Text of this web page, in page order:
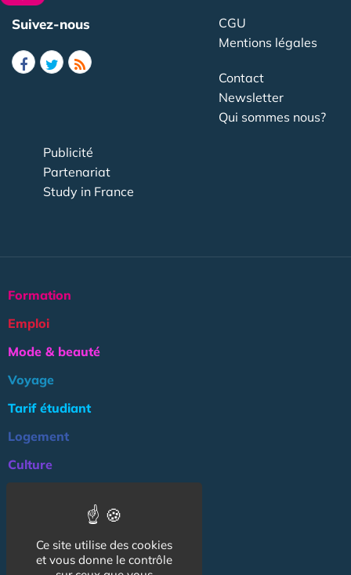
Suivez-nous
CGU
Mentions légales
Contact
Newsletter
Qui sommes nous?
Publicité
Partenariat
Study in France
Formation
Emploi
Mode & beauté
Voyage
Tarif étudiant
Logement
Culture
NOS AUTRES SITES :
Ce site utilise des cookies
et vous donne le contrôle